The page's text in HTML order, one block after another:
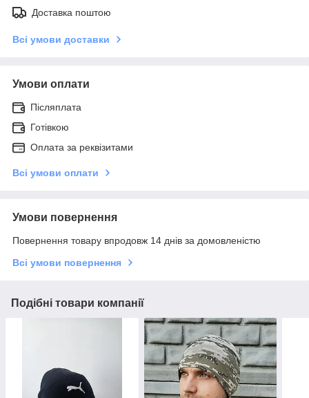
Доставка поштою
Всі умови доставки
Умови оплати
Післяплата
Готівкою
Оплата за реквізитами
Всі умови оплати
Умови повернення
Повернення товару впродовж 14 днів за домовленістю
Всі умови повернення
Подібні товари компанії